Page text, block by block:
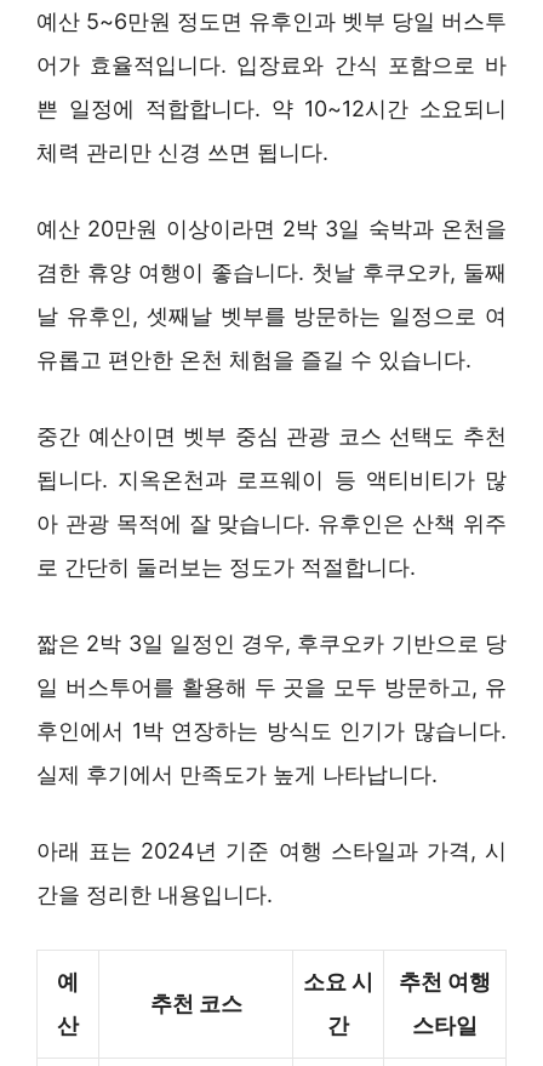
예산 5~6만원 정도면 유후인과 벳부 당일 버스투
어가 효율적입니다. 입장료와 간식 포함으로 바
쁜 일정에 적합합니다. 약 10~12시간 소요되니
체력 관리만 신경 쓰면 됩니다.
예산 20만원 이상이라면 2박 3일 숙박과 온천을
겸한 휴양 여행이 좋습니다. 첫날 후쿠오카, 둘째
날 유후인, 셋째날 벳부를 방문하는 일정으로 여
유롭고 편안한 온천 체험을 즐길 수 있습니다.
중간 예산이면 벳부 중심 관광 코스 선택도 추천
됩니다. 지옥온천과 로프웨이 등 액티비티가 많
아 관광 목적에 잘 맞습니다. 유후인은 산책 위주
로 간단히 둘러보는 정도가 적절합니다.
짧은 2박 3일 일정인 경우, 후쿠오카 기반으로 당
일 버스투어를 활용해 두 곳을 모두 방문하고, 유
후인에서 1박 연장하는 방식도 인기가 많습니다.
실제 후기에서 만족도가 높게 나타납니다.
아래 표는 2024년 기준 여행 스타일과 가격, 시
간을 정리한 내용입니다.
예
산
추천 코스
소요 시
간
추천 여행
스타일